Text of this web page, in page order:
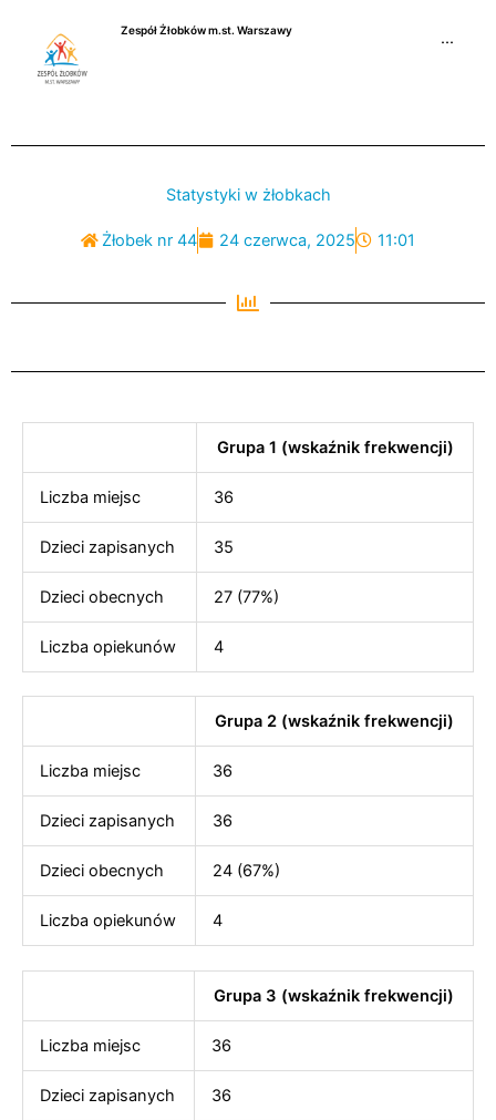
Zespół Żłobków m.st. Warszawy
···
Statystyki w żłobkach
Żłobek nr 44 24 czerwca, 2025 11:01
Grupa 1 (wskaźnik frekwencji)
Liczba miejsc 36
Dzieci zapisanych 35
Dzieci obecnych 27 (77%)
Liczba opiekunów 4
Grupa 2 (wskaźnik frekwencji)
Liczba miejsc 36
Dzieci zapisanych 36
Dzieci obecnych 24 (67%)
Liczba opiekunów 4
Grupa 3 (wskaźnik frekwencji)
Liczba miejsc 36
Dzieci zapisanych 36